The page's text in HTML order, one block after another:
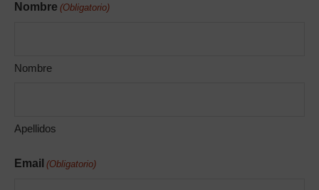
Nombre (Obligatorio)
Nombre
Apellidos
Email (Obligatorio)